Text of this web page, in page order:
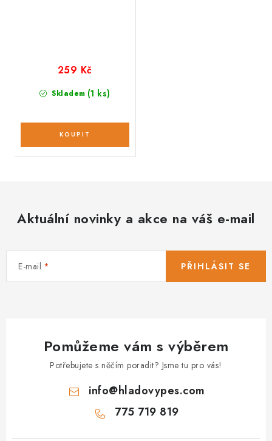
Skladem (1 ks)
259 Kč
Aktuální novinky a akce na váš e-mail
E-mail PŘIHLÁSIT SE
Pomůžeme vám s výběrem
Potřebujete s něčím poradit? Jsme tu pro vás!
info@hladovypes.com
775 719 819